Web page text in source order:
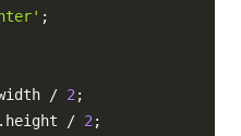
;
/ 2 ;
. height / 2 ;